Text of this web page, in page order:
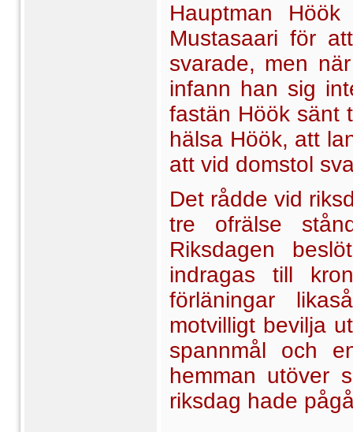
Hauptman
Mustasaari för
svarade, men
infann han sig
fastän Höök sänt
hälsa Höök, att
att vid domstol
Det rådde vid
tre ofrälse
Riksdagen
indragas till
förläningar
motvilligt bevilja
spannmål och
hemman utöver
riksdag hade